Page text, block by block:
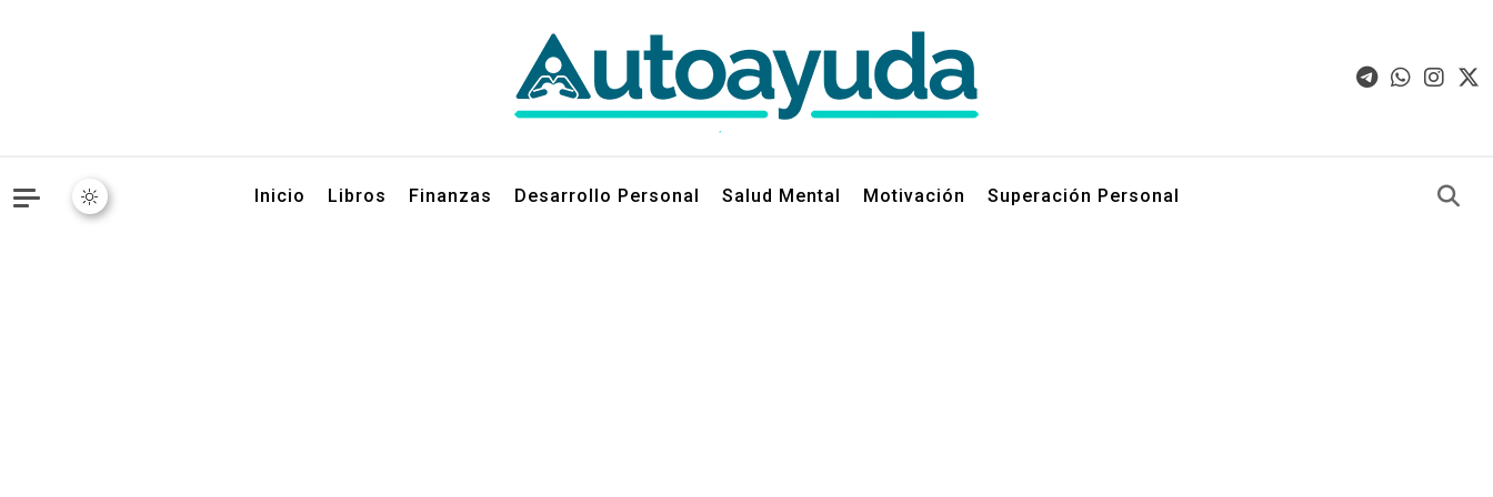
Inicio Libros Finanzas Desarrollo Personal Salud Mental Motivación Superación Personal